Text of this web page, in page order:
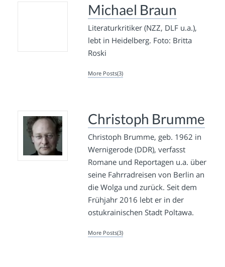
Michael Braun
Literaturkritiker (NZZ, DLF u.a.),
lebt in Heidelberg. Foto: Britta
Roski
More Posts(3)
Christoph Brumme
Christoph Brumme, geb. 1962 in
Wernigerode (DDR), verfasst
Romane und Reportagen u.a. über
seine Fahrradreisen von Berlin an
die Wolga und zurück. Seit dem
Frühjahr 2016 lebt er in der
ostukrainischen Stadt Poltawa.
More Posts(3)